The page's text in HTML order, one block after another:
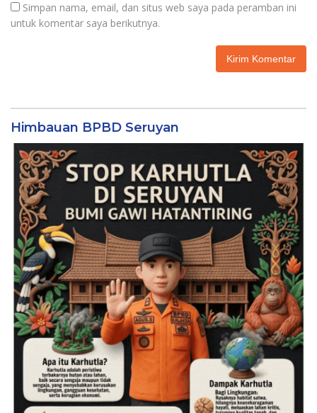
Simpan nama, email, dan situs web saya pada peramban ini
untuk komentar saya berikutnya.
Himbauan BPBD Seruyan